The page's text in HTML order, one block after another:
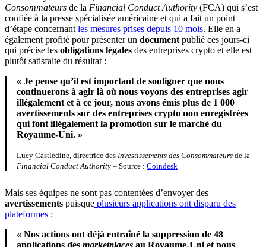
Consommateurs de la Financial Conduct Authority (FCA) qui s’est
confiée à la presse spécialisée américaine et qui a fait un point
d’étape concernant les mesures prises depuis 10 mois. Elle en a
également profité pour présenter un document publié ces jours-ci
qui précise les obligations légales des entreprises crypto et elle est
plutôt satisfaite du résultat :
« Je pense qu’il est important de souligner que nous
continuerons à agir là où nous voyons des entreprises agir
illégalement et à ce jour, nous avons émis plus de 1 000
avertissements sur des entreprises crypto non enregistrées
qui font illégalement la promotion sur le marché du
Royaume-Uni. »
Lucy Castledine, directrice des Investissements des Consommateurs de la
Financial Conduct Authority – Source : Coindesk
Mais ses équipes ne sont pas contentées d’envoyer des
avertissements puisque plusieurs applications ont disparu des
plateformes :
« Nos actions ont déjà entraîné la suppression de 48
applications des marketplaces au Royaume-Uni et nous